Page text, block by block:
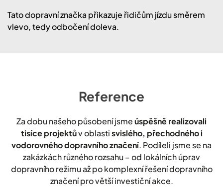
Tato dopravní značka přikazuje řidičům jízdu směrem
vlevo, tedy odbočení doleva.
Reference
Za dobu našeho působení jsmeúspěšně realizovali
tisíce projektův oblastisvislého, přechodného i
vodorovného dopravního značení. Podíleli jsme se na
zakázkách různého rozsahu – od lokálních úprav
dopravního režimu až po komplexní řešení dopravního
značení pro větší investiční akce.